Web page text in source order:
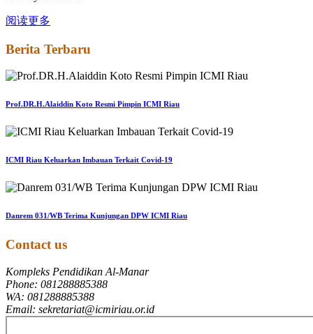
阅读更多
Berita Terbaru
Prof.DR.H.Alaiddin Koto Resmi Pimpin ICMI Riau
ICMI Riau Keluarkan Imbauan Terkait Covid-19
Danrem 031/WB Terima Kunjungan DPW ICMI Riau
Contact us
Kompleks Pendidikan Al-Manar
Phone: 081288885388
WA: 081288885388
Email: sekretariat@icmiriau.or.id